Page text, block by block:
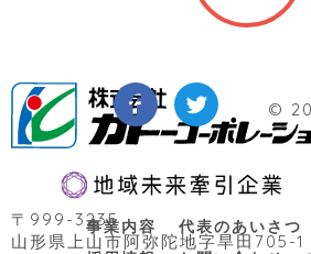
〒999-3235
山形県上山市阿弥陀地字旱田705-1
©
事業内容 代表のあいさつ